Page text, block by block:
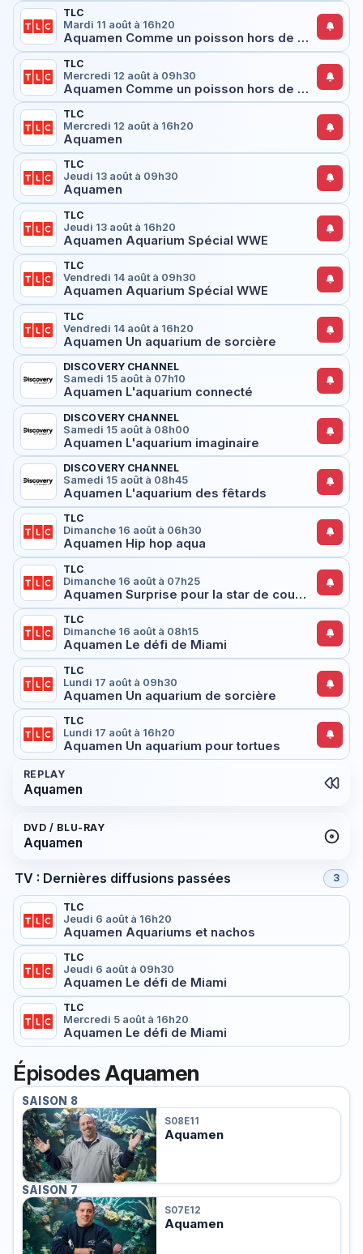
TLC
Mardi 11 août à 16h20
Aquamen Comme un poisson hors de l'eau
TLC
Mercredi 12 août à 09h30
Aquamen Comme un poisson hors de l'eau
TLC
Mercredi 12 août à 16h20
Aquamen
TLC
Jeudi 13 août à 09h30
Aquamen
TLC
Jeudi 13 août à 16h20
Aquamen Aquarium Spécial WWE
TLC
Vendredi 14 août à 09h30
Aquamen Aquarium Spécial WWE
TLC
Vendredi 14 août à 16h20
Aquamen Un aquarium de sorcière
DISCOVERY CHANNEL
Samedi 15 août à 07h10
Aquamen L'aquarium connecté
DISCOVERY CHANNEL
Samedi 15 août à 08h00
Aquamen L'aquarium imaginaire
DISCOVERY CHANNEL
Samedi 15 août à 08h45
Aquamen L'aquarium des fêtards
TLC
Dimanche 16 août à 06h30
Aquamen Hip hop aqua
TLC
Dimanche 16 août à 07h25
Aquamen Surprise pour la star de country
TLC
Dimanche 16 août à 08h15
Aquamen Le défi de Miami
TLC
Lundi 17 août à 09h30
Aquamen Un aquarium de sorcière
TLC
Lundi 17 août à 16h20
Aquamen Un aquarium pour tortues
REPLAY
Aquamen
DVD / BLU-RAY
Aquamen
TV : Dernières diffusions passées 3
TLC
Jeudi 6 août à 16h20
Aquamen Aquariums et nachos
TLC
Jeudi 6 août à 09h30
Aquamen Le défi de Miami
TLC
Mercredi 5 août à 16h20
Aquamen Le défi de Miami
ÉpisodesAquamen
SAISON 8
S08E11
Aquamen
SAISON 7
S07E12
Aquamen